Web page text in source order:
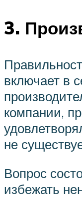
3.
включает в
компании,
не
Вопрос
избежать